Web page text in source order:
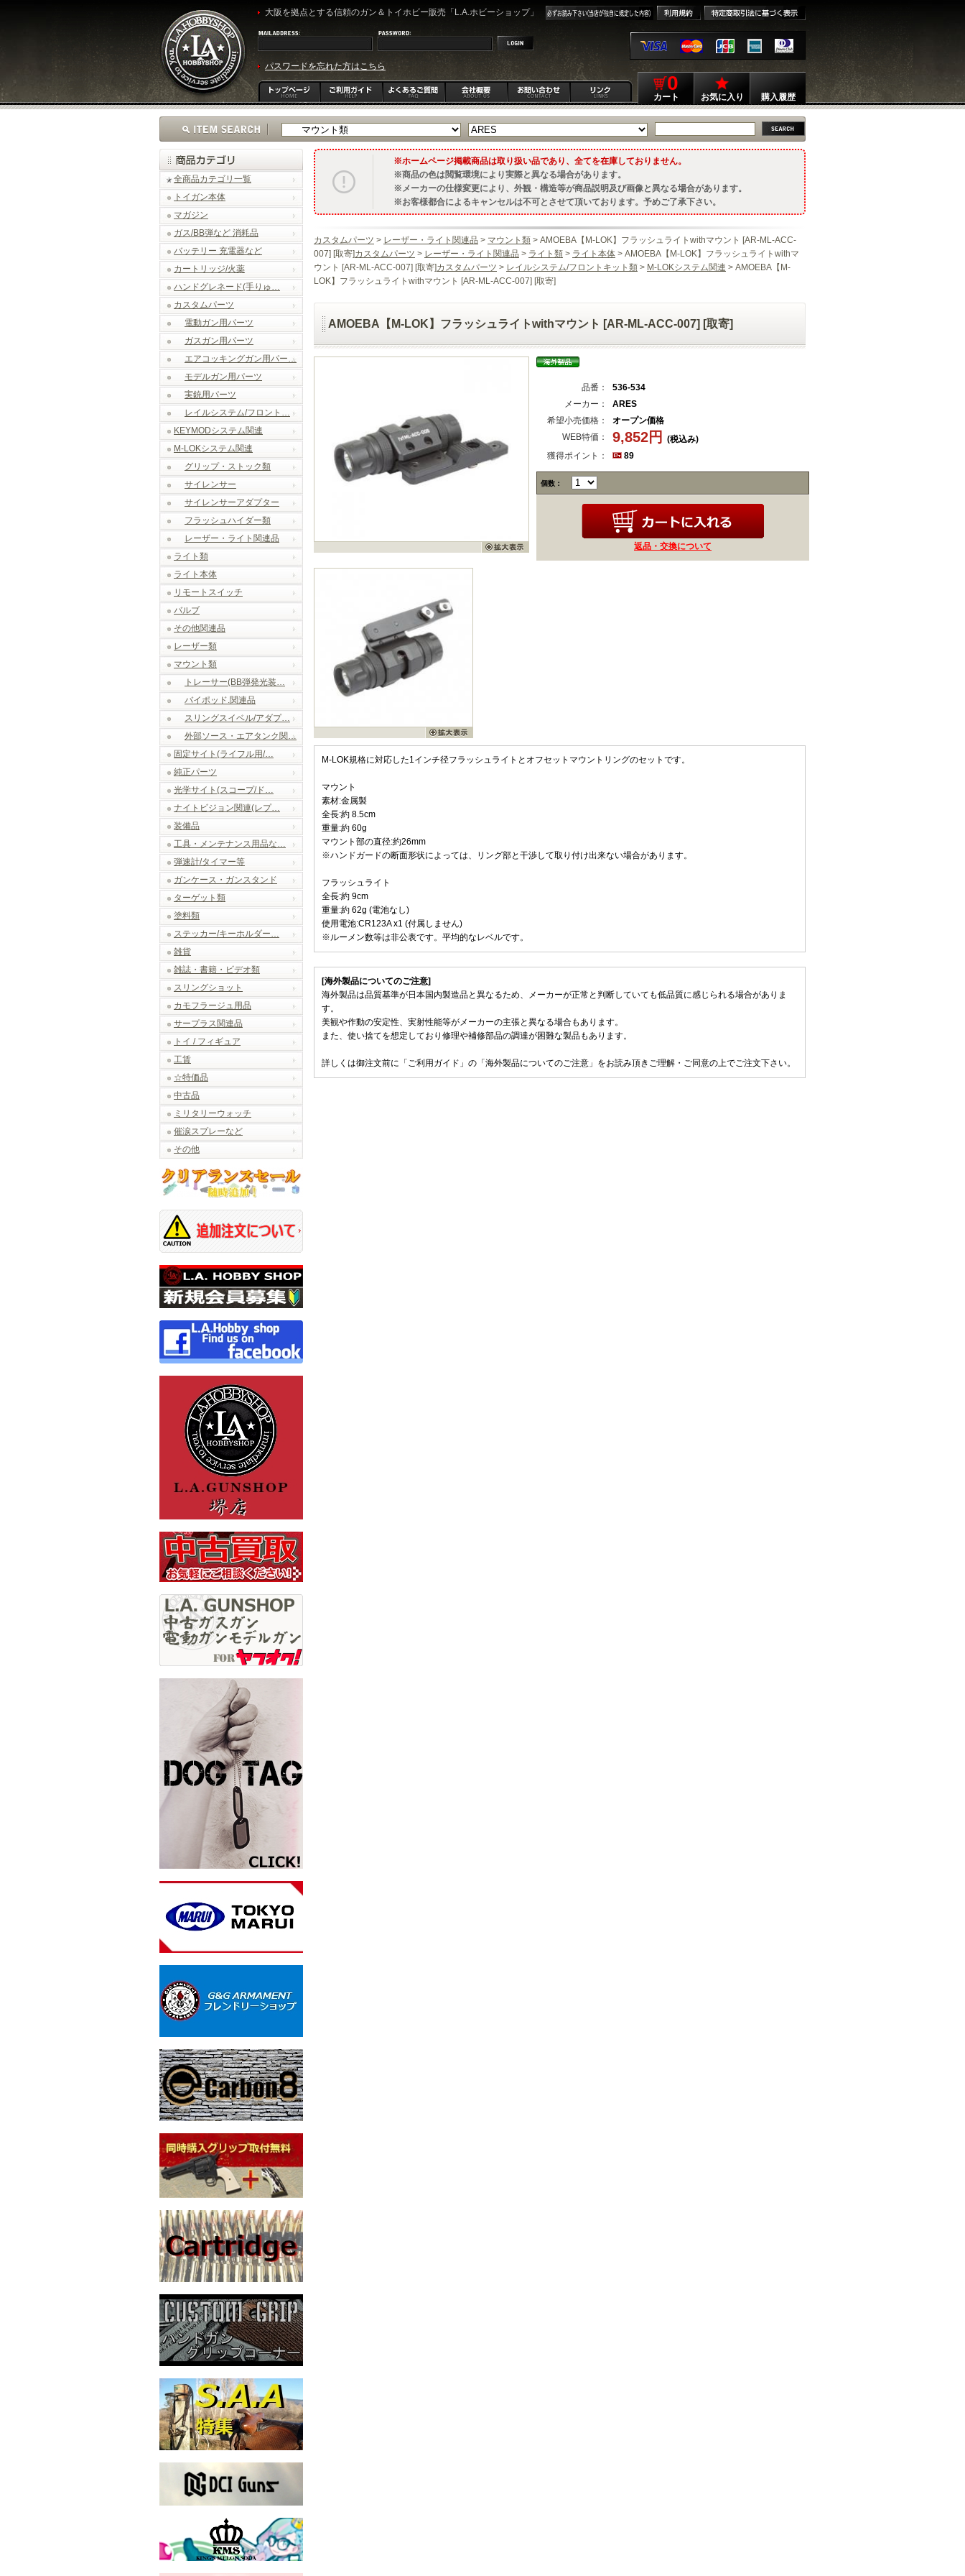
大阪を拠点とする信頼のガン＆トイホビー販売「L.A.ホビーショップ」
パスワードを忘れた方はこちら
0
カート お気に入り 購入履歴
全商品カテゴリ一覧
トイガン本体
マガジン
ガス/BB弾など 消耗品
バッテリー 充電器など
カートリッジ/火薬
ハンドグレネード(手りゅ…
カスタムパーツ
電動ガン用パーツ
ガスガン用パーツ
エアコッキングガン用パー…
モデルガン用パーツ
実銃用パーツ
レイルシステム/フロント…
KEYMODシステム関連
M-LOKシステム関連
グリップ・ストック類
サイレンサー
サイレンサーアダプター
フラッシュハイダー類
レーザー・ライト関連品
ライト類
ライト本体
リモートスイッチ
バルブ
その他関連品
レーザー類
マウント類
トレーサー(BB弾発光装…
バイポッド.関連品
スリングスイベル/アダプ…
外部ソース・エアタンク関…
固定サイト(ライフル用/…
純正パーツ
光学サイト(スコープ/ド…
ナイトビジョン関連(レプ…
装備品
工具・メンテナンス用品な…
弾速計/タイマー等
ガンケース・ガンスタンド
ターゲット類
塗料類
ステッカー/キーホルダー…
雑貨
雑誌・書籍・ビデオ類
スリングショット
カモフラージュ用品
サープラス関連品
トイ / フィギュア
工賃
☆特価品
中古品
ミリタリーウォッチ
催涙スプレーなど
その他
ホームページ掲載商品は取り扱い品であり、全てを在庫しておりません。
商品の色は閲覧環境により実際と異なる場合があります。
メーカーの仕様変更により、外観・構造等が商品説明及び画像と異なる場合があります。
お客様都合によるキャンセルは不可とさせて頂いております。予めご了承下さい。
カスタムパーツ > レーザー・ライト関連品 > マウント類 > AMOEBA【M-LOK】フラッシュライトwithマウント [AR-ML-ACC-
007] [取寄]カスタムパーツ > レーザー・ライト関連品 > ライト類 > ライト本体 > AMOEBA【M-LOK】フラッシュライトwithマ
ウント [AR-ML-ACC-007] [取寄]カスタムパーツ > レイルシステム/フロントキット類 > M-LOKシステム関連 > AMOEBA【M-
LOK】フラッシュライトwithマウント [AR-ML-ACC-007] [取寄]
AMOEBA【M-LOK】フラッシュライトwithマウント [AR-ML-ACC-007] [取寄]
品番：
536-534
メーカー：
ARES
希望小売価格：
オープン価格
WEB特価：
9,852円
(税込み)
獲得ポイント：
89
個数：
返品・交換について
M-LOK規格に対応した1インチ径フラッシュライトとオフセットマウントリングのセットです。
マウント
素材:金属製
全長:約 8.5cm
重量:約 60g
マウント部の直径:約26mm
※ハンドガードの断面形状によっては、リング部と干渉して取り付け出来ない場合があります。
フラッシュライト
全長:約 9cm
重量:約 62g (電池なし)
使用電池:CR123A x1 (付属しません)
※ルーメン数等は非公表です。平均的なレベルです。
[海外製品についてのご注意]
海外製品は品質基準が日本国内製造品と異なるため、メーカーが正常と判断していても低品質に感じられる場合がありま
す。
美観や作動の安定性、実射性能等がメーカーの主張と異なる場合もあります。
また、使い捨てを想定しており修理や補修部品の調達が困難な製品もあります。
詳しくは御注文前に「ご利用ガイド」の「海外製品についてのご注意」をお読み頂きご理解・ご同意の上でご注文下さい。